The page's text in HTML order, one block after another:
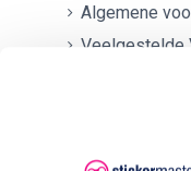
Algemene
Veelgestelde